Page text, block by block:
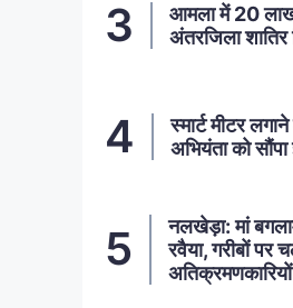
आमला में 20 लाख
अंतरजिला शातिर
स्मार्ट मीटर
अभियंता को सौंपा
नलखेड़ा: मां
रवैया, गरीबों पर
अतिक्रमणकारियों